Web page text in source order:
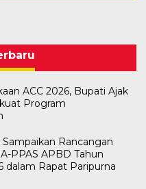
ACC 2026, Bupati Ajak
Program
Rancangan
PPAS APBD Tahun
dalam Rapat Paripurna